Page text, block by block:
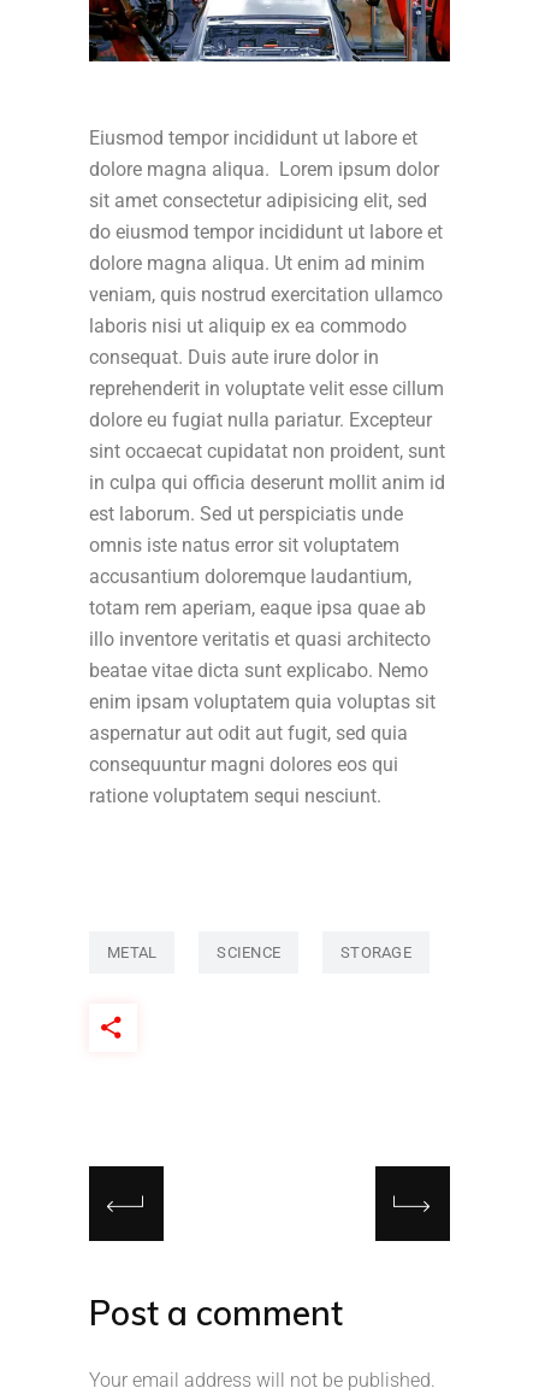
Eiusmod tempor incididunt ut labore et
dolore magna aliqua. Lorem ipsum dolor
sit amet consectetur adipisicing elit, sed
do eiusmod tempor incididunt ut labore et
dolore magna aliqua. Ut enim ad minim
veniam, quis nostrud exercitation ullamco
laboris nisi ut aliquip ex ea commodo
consequat. Duis aute irure dolor in
reprehenderit in voluptate velit esse cillum
dolore eu fugiat nulla pariatur. Excepteur
sint occaecat cupidatat non proident, sunt
in culpa qui officia deserunt mollit anim id
est laborum. Sed ut perspiciatis unde
omnis iste natus error sit voluptatem
accusantium doloremque laudantium,
totam rem aperiam, eaque ipsa quae ab
illo inventore veritatis et quasi architecto
beatae vitae dicta sunt explicabo. Nemo
enim ipsam voluptatem quia voluptas sit
aspernatur aut odit aut fugit, sed quia
consequuntur magni dolores eos qui
ratione voluptatem sequi nesciunt.
METAL SCIENCE STORAGE
Post a comment
Your email address will not be published.